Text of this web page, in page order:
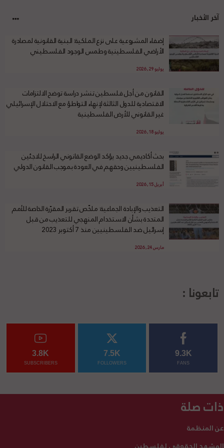
آخر الأخبار
إضفاء المشروعية على نزع الملكية: البنية القانونية لمصادرة
الأراضي الفلسطينية وطمس الوجود الفلسطيني
يوليو 29, 2026
القانون من أجل فلسطين تنشر دراسة توضح الالتزامات
الاقتصادية للدول الثالثة لإنهاء التواطؤ مع الاحتلال الإسرائيلي
غير القانوني للأرض الفلسطينية
يوليو 18, 2026
بحث أكاديمي جديد يؤكد الوضع القانوني الراسخ للاجئين
الفلسطينيين وحقهم في العودة بموجب القانون الدولي
أبريل 15, 2026
التعذيب والإبادة الجماعية: ملخّص تقرير المقرّرة الخاصة للأمم
المتحدة بشأن الاستخدام المنهجي للتعذيب من قبل
إسرائيل ضد الفلسطينيين منذ 7 أكتوبر 2023
مارس 24, 2026
تابعونا :
9.3K
FANS
7.5K
FOLLOWERS
3.8K
SUBSCRIBERS
ذات صلة
عن المنظمة